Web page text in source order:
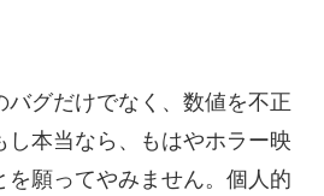
グだけでなく、数値を不正
本当なら、もはやホラー映
願ってやみません。個人的